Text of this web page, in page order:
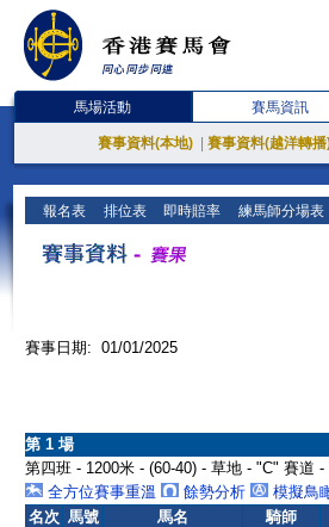
馬場活動 賽馬資訊
賽事資料(本地) 賽事資料(越洋轉播
報名表 排位表 即時賠率 練馬師分場表
賽事日期: 01/01/2025
第 1 場
第四班 - 1200米 - (60-40) - 草地 - "C" 賽道 -
全方位賽事重溫
餘勢分析
模擬鳥
名次 馬號 馬名 騎師